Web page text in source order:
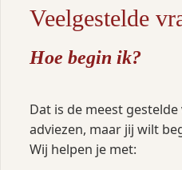
Veelgestelde
Hoe begin ik?
Dat is de meest gestelde
adviezen, maar jij wilt
Wij helpen je met: